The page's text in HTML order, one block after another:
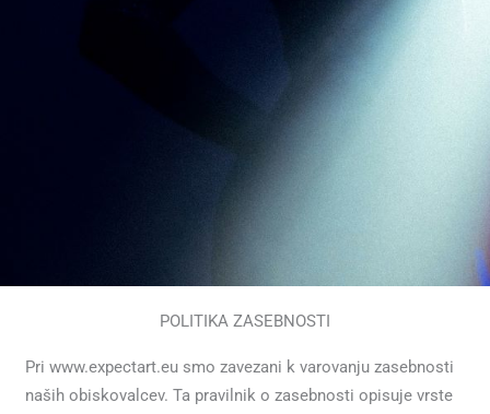
POLITIKA ZASEBNOSTI
Pri www.expectart.eu smo zavezani k varovanju zasebnosti
naših obiskovalcev. Ta pravilnik o zasebnosti opisuje vrste